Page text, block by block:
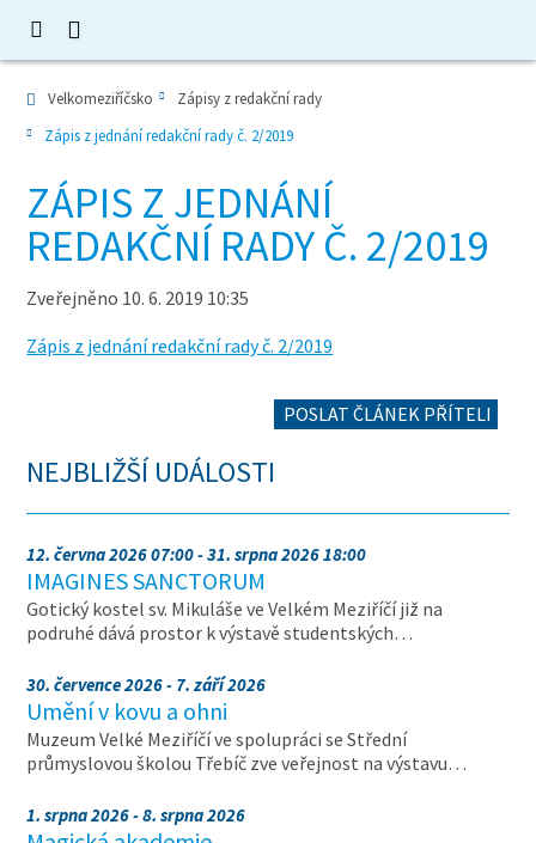
Velkomeziříčsko
Zápisy z redakční rady
Zápis z jednání redakční rady č. 2/2019
ZÁPIS Z JEDNÁNÍ
REDAKČNÍ RADY Č. 2/2019
Zveřejněno 10. 6. 2019 10:35
Zápis z jednání redakční rady č. 2/2019
POSLAT ČLÁNEK PŘÍTELI
NEJBLIŽŠÍ UDÁLOSTI
12. června 2026 07:00 - 31. srpna 2026 18:00
IMAGINES SANCTORUM
Gotický kostel sv. Mikuláše ve Velkém Meziříčí již na
podruhé dává prostor k výstavě studentských…
30. července 2026 - 7. září 2026
Umění v kovu a ohni
Muzeum Velké Meziříčí ve spolupráci se Střední
průmyslovou školou Třebíč zve veřejnost na výstavu…
1. srpna 2026 - 8. srpna 2026